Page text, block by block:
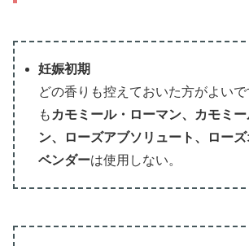
妊娠初期
どの香りも控えておいた方がよい
も カモミール・ローマン、カモミ
ン、ローズアブソリュート、ロー
ベンダーは使用しない。